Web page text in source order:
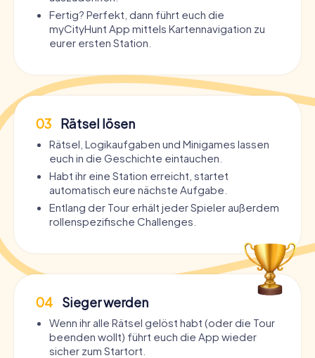
Fertig? Perfekt, dann führt euch die
myCityHunt App mittels Kartennavigation zu
eurer ersten Station.
03 Rätsel lösen
Rätsel, Logikaufgaben und Minigames lassen
euch in die Geschichte eintauchen.
Habt ihr eine Station erreicht, startet
automatisch eure nächste Aufgabe.
Entlang der Tour erhält jeder Spieler außerdem
rollenspezifische Challenges.
04 Sieger werden
Wenn ihr alle Rätsel gelöst habt (oder die Tour
beenden wollt) führt euch die App wieder
sicher zum Startort.